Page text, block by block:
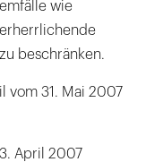
wie
beschränken.
vom 31. Mai 2007
April 2007